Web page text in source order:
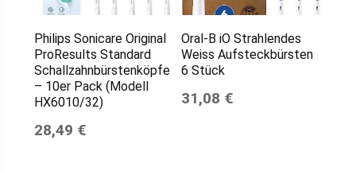
Philips Sonicare Original
ProResults Standard
Schallzahnbürstenköpfe
– 10er Pack (Modell
HX6010/32)
28,49 €
Oral-B iO Strahlendes
Weiss Aufsteckbürsten
6 Stück
31,08 €